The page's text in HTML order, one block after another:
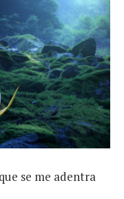
se me adentra